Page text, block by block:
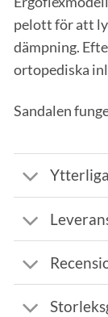
pelott för att
dämpning.
ortopediska
Sandalen